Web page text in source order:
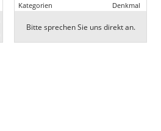
Kategorien
Denkmal
Bitte sprechen Sie uns direkt an.